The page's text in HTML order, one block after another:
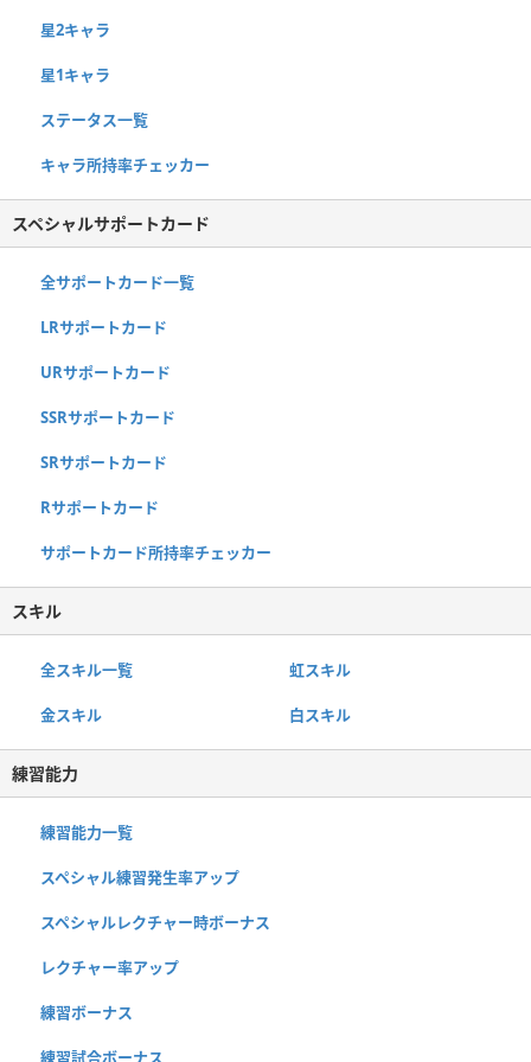
星2キャラ
星1キャラ
ステータス一覧
キャラ所持率チェッカー
スペシャルサポートカード
全サポートカード一覧
LRサポートカード
URサポートカード
SSRサポートカード
SRサポートカード
Rサポートカード
サポートカード所持率チェッカー
スキル
全スキル一覧 虹スキル
金スキル 白スキル
練習能力
練習能力一覧
スペシャル練習発生率アップ
スペシャルレクチャー時ボーナス
レクチャー率アップ
練習ボーナス
練習試合ボーナス